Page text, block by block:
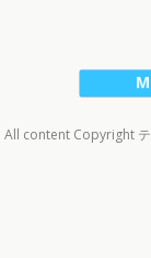
All content Copyright テ